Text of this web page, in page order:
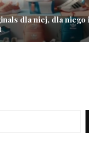
dla niej, dla niego